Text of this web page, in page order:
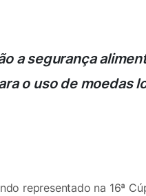
a segurança
o uso de moedas
representado na 16ª